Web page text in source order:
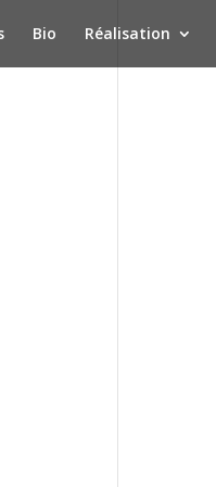
Bio Réalisation